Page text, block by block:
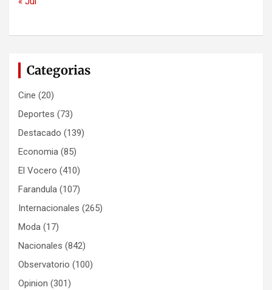
Categorias
Cine (20)
Deportes (73)
Destacado (139)
Economia (85)
El Vocero (410)
Farandula (107)
Internacionales (265)
Moda (17)
Nacionales (842)
Observatorio (100)
Opinion (301)